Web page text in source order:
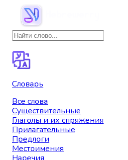
Словарь
Все слова
Существительные
Глаголы и их спряжения
Прилагательные
Предлоги
Местоимения